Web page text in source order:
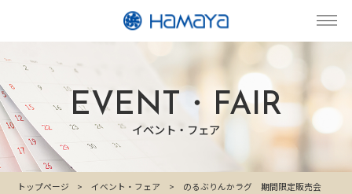
EVENT・FAIR
イベント・フェア
トップページ イベント・フェア のるぶりんかラグ 期間限定販売会